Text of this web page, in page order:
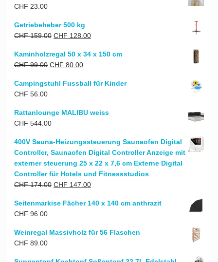
CHF 23.00
Getriebeheber 500 kg
CHF159.00 Ursprünglicher
war:
CHF 159.00
CHF 128.00Aktueller
ist:
Kaminholzregal 50 x 34 x 150 cm
CHF99.00 Ursprünglicher
war:
CHF 80.00Aktueller
ist:
Campingstuhl Fussball für Kinder
CHF 56.00
Rattanlounge MALIBU weiss
CHF 544.00
400V Sauna-Heizungssteuerung Saunaofen Digital
Controller, Saunaofen Digital Controller Anzeige mit
externer steuerung 25 x 22 x 7,6 cm Externe Digital
Controller für Hotels und Fitnessstudios
CHF174.00 Ursprünglicher
war:
CHF 147.00Aktueller
ist:
Seitenmarkise Fächer 140 x 140 cm anthrazit
CHF 96.00
Weinregal Massivholz für 56 Flaschen
CHF 89.00